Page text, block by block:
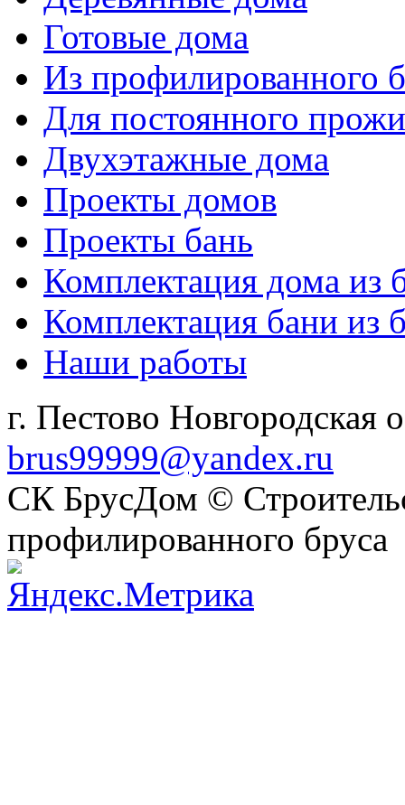
Готовые дома
Из профилированного
Для постоянного
Двухэтажные дома
Проекты домов
Проекты бань
Комплектация дома из
Комплектация бани из
Наши работы
г. Пестово Новгородская
brus99999@yandex.ru
СК БрусДом ©
профилированного бруса